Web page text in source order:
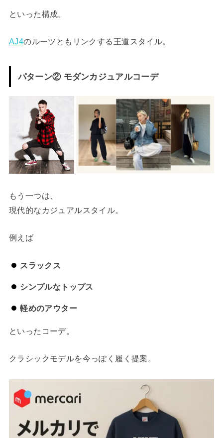
といった構成。
AJ4のルーツともリンクする王道スタイル。
パターン② モダンカジュアルコーデ
もう一つは、
現代的なカジュアルスタイル。
例えば
スラックス
シンプルなトップス
軽めのアウター
といったコーデ。
クラシックモデルを今っぽく履く提案。